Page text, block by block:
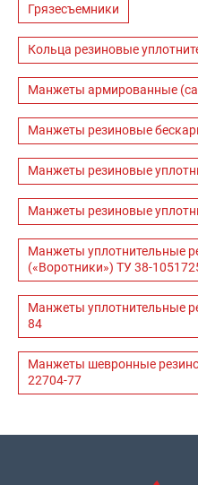
Грязесъемники
Кольца резиновые
Манжеты армированные
Манжеты резиновые
Манжеты резиновые
Манжеты резиновые
Манжеты уплотнительные
(«Воротники») ТУ 38-
Манжеты уплотнительные
84
Манжеты шевронные
22704-77